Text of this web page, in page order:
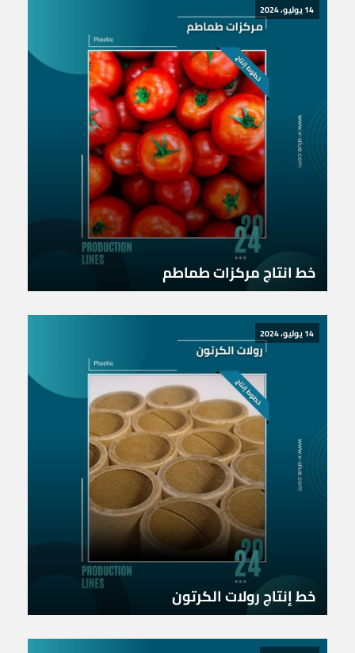
14 يوليو، 2024
خط انتاج مركزات طماطم
14 يوليو، 2024
خط إنتاج رولات الكرتون